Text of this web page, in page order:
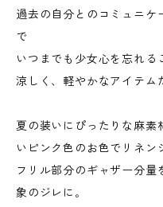
過去の自分とのコミュニケ
で
いつまでも少女心を忘れる
涼しく、軽やかなアイテム
夏の装いにぴったりな麻素
いピンク色のお色でリネン
フリル部分のギャザー分量
象のジレに｡